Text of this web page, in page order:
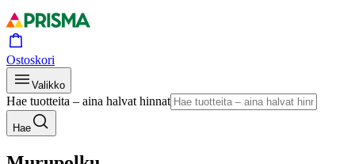
Ostoskori
Valikko
Hae tuotteita – aina halvat hinnat
Hae